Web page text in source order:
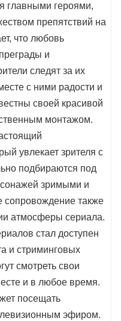
главными героями,
препятствий на
что любовь
и
следят за их
с ними радости и
своей красивой
монтажом.
увлекает зрителя с
подбираются под
зримыми и
сопровождение также
атмосферы сериала.
стал доступен
и стриминговых
смотреть свои
и в любое время.
посещать
эфиром.